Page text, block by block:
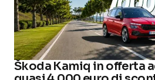
Škoda Kamiq in offerta